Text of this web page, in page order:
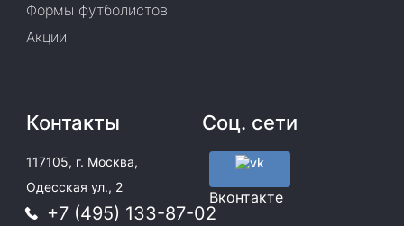
Формы футболистов
Акции
Контакты
117105, г. Москва,
Одесская ул., 2
+7 (495) 133-87-02
Соц. сети
Вконтакте